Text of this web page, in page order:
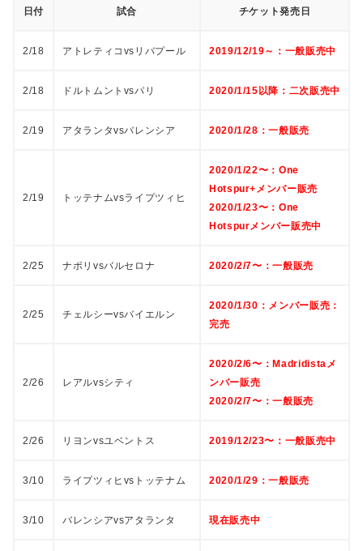
日付 試合 チケット発売日
2/18 アトレティコvsリバプール 2019/12/19～：一般販売中
2/18 ドルトムントvsパリ 2020/1/15以降：二次販売中
2/19 アタランタvsバレンシア 2020/1/28：一般販売
2/19 トッテナムvsライプツィヒ
2020/1/22〜：One
Hotspur+メンバー販売
2020/1/23〜：One
Hotspurメンバー販売中
2/25 ナポリvsバルセロナ 2020/2/7〜：一般販売
2/25 チェルシーvsバイエルン
2020/1/30：メンバー販売：
完売
2/26 レアルvsシティ
2020/2/6〜：Madridistaメ
ンバー販売
2020/2/7〜：一般販売
2/26 リヨンvsユベントス 2019/12/23〜：一般販売中
3/10 ライプツィヒvsトッテナム 2020/1/29：一般販売
3/10 バレンシアvsアタランタ 現在販売中